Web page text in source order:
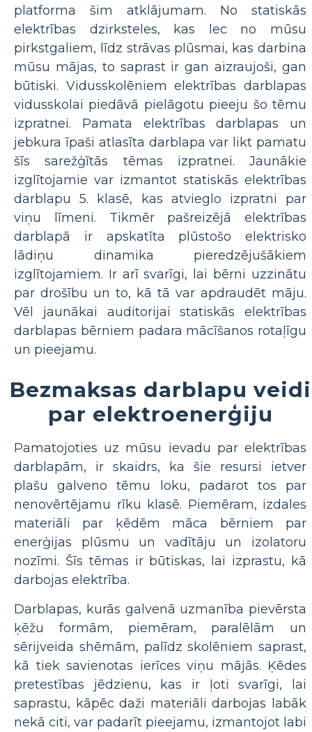
platforma šim atklājumam. No statiskās
elektrības dzirksteles, kas lec no mūsu
pirkstgaliem, līdz strāvas plūsmai, kas darbina
mūsu mājas, to saprast ir gan aizraujoši, gan
būtiski. Vidusskolēniem elektrības darblapas
vidusskolai piedāvā pielāgotu pieeju šo tēmu
izpratnei. Pamata elektrības darblapas un
jebkura īpaši atlasīta darblapa var likt pamatu
šīs sarežģītās tēmas izpratnei. Jaunākie
izglītojamie var izmantot statiskās elektrības
darblapu 5. klasē, kas atvieglo izpratni par
viņu līmeni. Tikmēr pašreizējā elektrības
darblapā ir apskatīta plūstošo elektrisko
lādiņu dinamika pieredzējušākiem
izglītojamiem. Ir arī svarīgi, lai bērni uzzinātu
par drošību un to, kā tā var apdraudēt māju.
Vēl jaunākai auditorijai statiskās elektrības
darblapas bērniem padara mācīšanos rotaļīgu
un pieejamu.
Bezmaksas darblapu veidi
par elektroenerģiju
Pamatojoties uz mūsu ievadu par elektrības
darblapām, ir skaidrs, ka šie resursi ietver
plašu galveno tēmu loku, padarot tos par
nenovērtējamu rīku klasē. Piemēram, izdales
materiāli par ķēdēm māca bērniem par
enerģijas plūsmu un vadītāju un izolatoru
nozīmi. Šīs tēmas ir būtiskas, lai izprastu, kā
darbojas elektrība.
Darblapas, kurās galvenā uzmanība pievērsta
ķēžu formām, piemēram, paralēlām un
sērijveida shēmām, palīdz skolēniem saprast,
kā tiek savienotas ierīces viņu mājās. Ķēdes
pretestības jēdzienu, kas ir ļoti svarīgi, lai
saprastu, kāpēc daži materiāli darbojas labāk
nekā citi, var padarīt pieejamu, izmantojot labi